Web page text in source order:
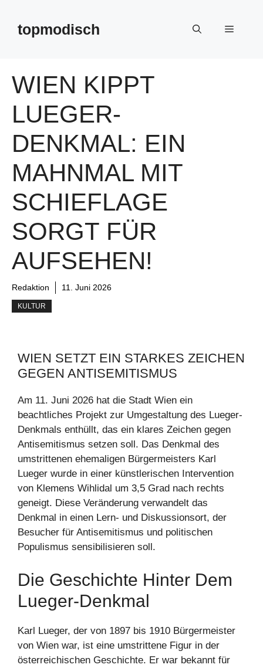
springentopmodisch Menü
WIEN KIPPT
LUEGER-
DENKMAL: EIN
MAHNMAL MIT
SCHIEFLAGE
SORGT FÜR
AUFSEHEN!
Redaktion 11. Juni 2026
KULTUR
WIEN SETZT EIN STARKES ZEICHEN
GEGEN ANTISEMITISMUS
Am 11. Juni 2026 hat die Stadt Wien ein
beachtliches Projekt zur Umgestaltung des Lueger-
Denkmals enthüllt, das ein klares Zeichen gegen
Antisemitismus setzen soll. Das Denkmal des
umstrittenen ehemaligen Bürgermeisters Karl
Lueger wurde in einer künstlerischen Intervention
von Klemens Wihlidal um 3,5 Grad nach rechts
geneigt. Diese Veränderung verwandelt das
Denkmal in einen Lern- und Diskussionsort, der
Besucher für Antisemitismus und politischen
Populismus sensibilisieren soll.
Die Geschichte Hinter Dem
Lueger-Denkmal
Karl Lueger, der von 1897 bis 1910 Bürgermeister
von Wien war, ist eine umstrittene Figur in der
österreichischen Geschichte. Er war bekannt für